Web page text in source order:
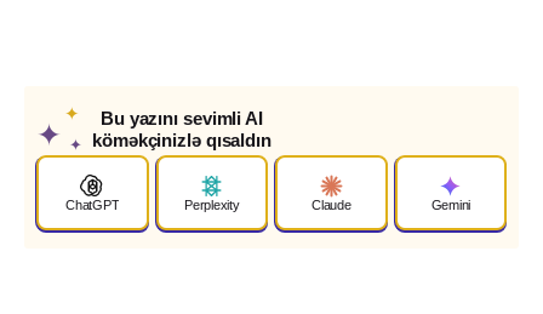
✦
✦
✦
Bu yazını sevimli AI
köməkçinizlə qısaldın
ChatGPT Perplexity Claude Gemini